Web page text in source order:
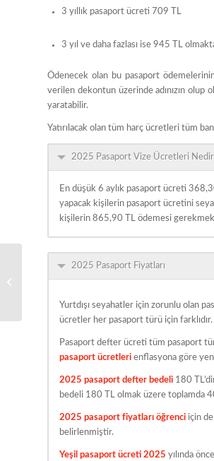
3 yıllık pasaport ücreti 709 TL
3 yıl ve daha fazlası ise 945 TL
Ödenecek olan bu pasaport
verilen dekontun üzerinde adınızın olup
yaratabilir.
Yatırılacak olan tüm harç ücretleri tüm
2025 Pasaport Vize Ücretleri
En düşük 6 aylık pasaport ücreti
yapacak kişilerin pasaport ücretini
kişilerin 865,90 TL ödemesi
2025 Pasaport Fiyatları
Yurtdışı seyahatler için zorunlu olan
ücretler her pasaport türü için farklıdır.
Pasaport defter ücreti tüm pasaport
pasaport ücretleri enflasyona göre
2025 pasaport defter bedeli 180
bedeli 180 TL olmak üzere toplamda
2025 pasaport fiyatları öğrenci için
belirlenmiştir.
Yeşil pasaport ücreti 2025 yılında